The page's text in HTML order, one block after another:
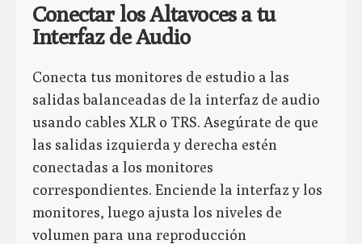
Conectar los Altavoces a tu
Interfaz de Audio
Conecta tus monitores de estudio a las
salidas balanceadas de la interfaz de audio
usando cables XLR o TRS. Asegúrate de que
las salidas izquierda y derecha estén
conectadas a los monitores
correspondientes. Enciende la interfaz y los
monitores, luego ajusta los niveles de
volumen para una reproducción